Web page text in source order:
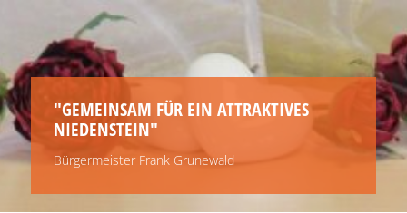
"GEMEINSAM FÜR EIN ATTRAKTIVES
NIEDENSTEIN"
Bürgermeister Frank Grunewald